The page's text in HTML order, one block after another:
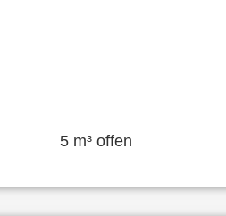
5 m³ offen